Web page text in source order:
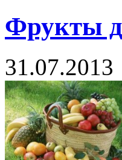
Фрукты
31.07.2013